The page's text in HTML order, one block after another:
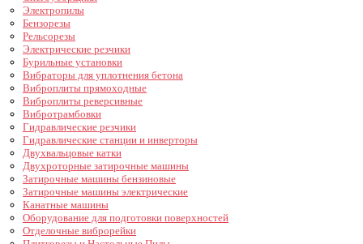
Электропилы
Бензорезы
Рельсорезы
Электрические резчики
Бурильные установки
Вибраторы для уплотнения бетона
Виброплиты прямоходные
Виброплиты реверсивные
Вибротрамбовки
Гидравлические резчики
Гидравлические станции и инверторы
Двухвальцовые катки
Двухроторные затирочные машины
Затирочные машины бензиновые
Затирочные машины электрические
Канатные машины
Оборудование для подготовки поверхностей
Отделочные виброрейки